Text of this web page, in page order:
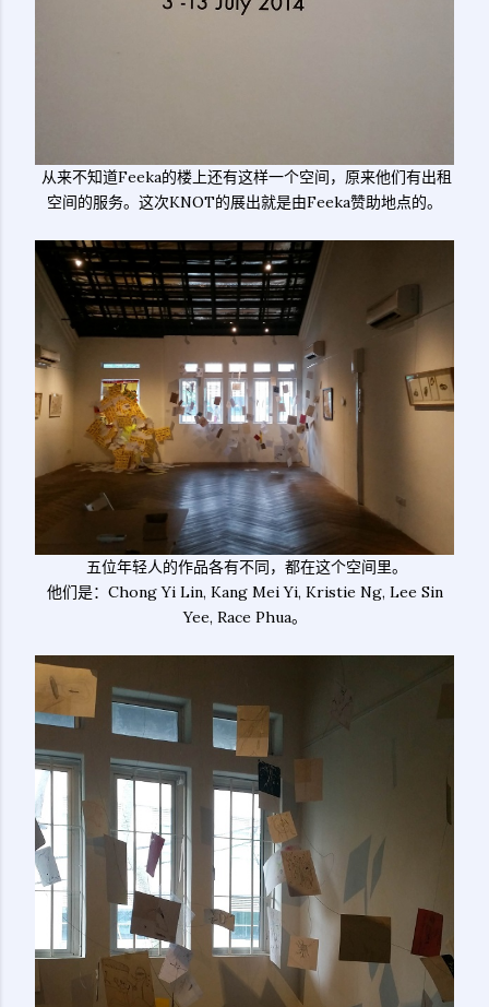
从来不知道Feeka的楼上还有这样一个空间，原来他们有出租
空间的服务。这次KNOT的展出就是由Feeka赞助地点的。
五位年轻人的作品各有不同，都在这个空间里。
他们是：Chong Yi Lin, Kang Mei Yi, Kristie Ng, Lee Sin
Yee, Race Phua。